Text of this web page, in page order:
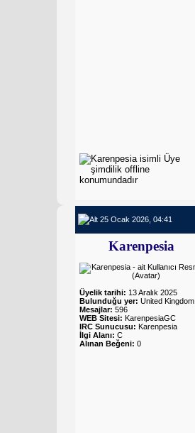
25 Ocak 2026, 04:41
Karenpesia
Üyelik tarihi: 13 Aralık 2025
Bulunduğu yer: United Kingdom
Mesajlar: 596
WEB Sitesi: KarenpesiaGC
IRC Sunucusu: Karenpesia
İlgi Alanı: C
Alınan Beğeni: 0